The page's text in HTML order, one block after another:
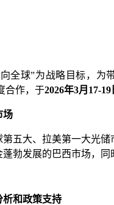
全球”为战略目标，为
合作，于2026年3月17-19
场
第五大、拉美第一大光
勃发展的巴西市场，同
析和政策支持